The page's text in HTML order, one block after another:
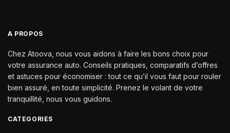
A PROPOS
Chez Atoova, nous vous aidons à faire les bons choix pour
votre assurance auto. Conseils pratiques, comparatifs d’offres
et astuces pour économiser : tout ce qu’il vous faut pour rouler
bien assuré, en toute simplicité. Prenez le volant de votre
tranquillité, nous vous guidons.
CATEGORIES